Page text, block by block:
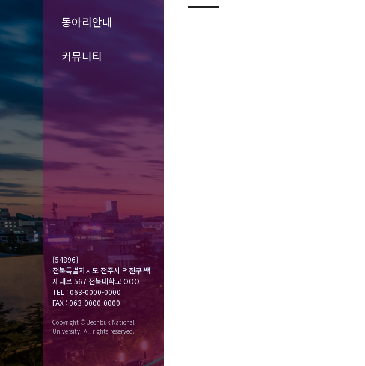
동아리안내
커뮤니티
[54896]
전북특별자치도 전주시 덕진구 백
제대로 567 전북대학교 OOO
TEL : 063-0000-0000
FAX : 063-0000-0000
Copyright © Jeonbuk National
University. All rights reserved.